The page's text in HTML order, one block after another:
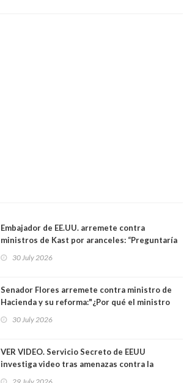
Embajador de EE.UU. arremete contra
ministros de Kast por aranceles: “Preguntaría
Yo diría que no”
30 July 2026
Senador Flores arremete contra ministro de
Hacienda y su reforma:"¿Por qué el ministro
más ricos, pasándole la aplanadora a los
30 July 2026
VER VIDEO. Servicio Secreto de EEUU
investiga video tras amenazas contra la